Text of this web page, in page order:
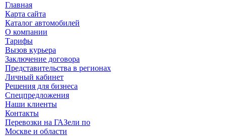
Главная
Карта сайта
Каталог автомобилей
О компании
Тарифы
Вызов курьера
Заключение договора
Представительства в регионах
Личный кабинет
Решения для бизнеса
Спецпредложения
Наши клиенты
Контакты
Перевозки на ГАЗели по
Москве и области